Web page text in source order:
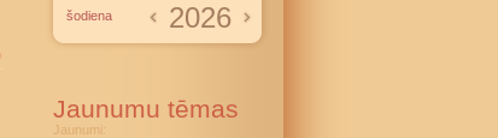
šodiena 2026
Jaunumu tēmas
Jaunumi: